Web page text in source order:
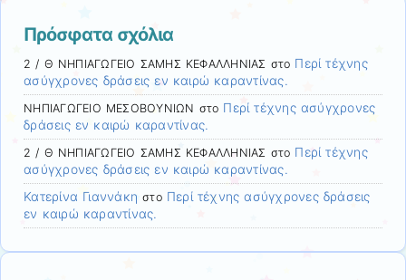
Πρόσφατα σχόλια
2 / Θ ΝΗΠΙΑΓΩΓΕΙΟ ΣΑΜΗΣ ΚΕΦΑΛΛΗΝΙΑΣ στο Περί τέχνης
ασύγχρονες δράσεις εν καιρώ καραντίνας.
ΝΗΠΙΑΓΩΓΕΙΟ ΜΕΣΟΒΟΥΝΙΩΝ στο Περί τέχνης ασύγχρονες
δράσεις εν καιρώ καραντίνας.
2 / Θ ΝΗΠΙΑΓΩΓΕΙΟ ΣΑΜΗΣ ΚΕΦΑΛΛΗΝΙΑΣ στο Περί τέχνης
ασύγχρονες δράσεις εν καιρώ καραντίνας.
Κατερίνα Γιαννάκη στο Περί τέχνης ασύγχρονες δράσεις
εν καιρώ καραντίνας.